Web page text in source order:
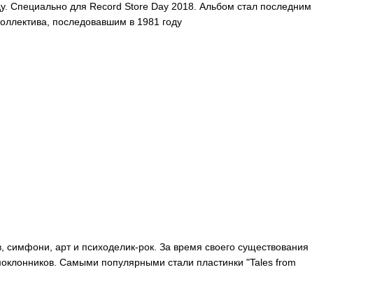
Cпециально для Record Store Day 2018. Альбом стал последним
последовавшим в 1981 году
симфони, арт и психоделик-рок. За время своего существования
Самыми популярными стали пластинки "Tales from